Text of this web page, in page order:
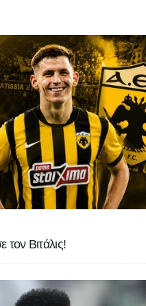
Βιτάλις!